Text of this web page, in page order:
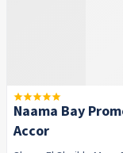
Naama Bay
Accor